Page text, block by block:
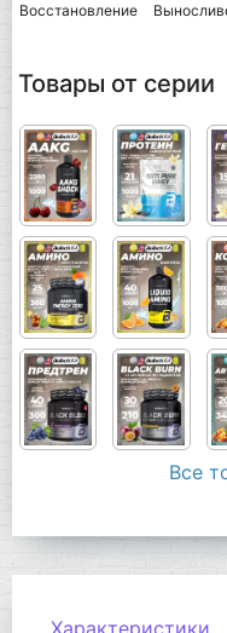
Восстановление
Товары от серии
Все
Характеристики